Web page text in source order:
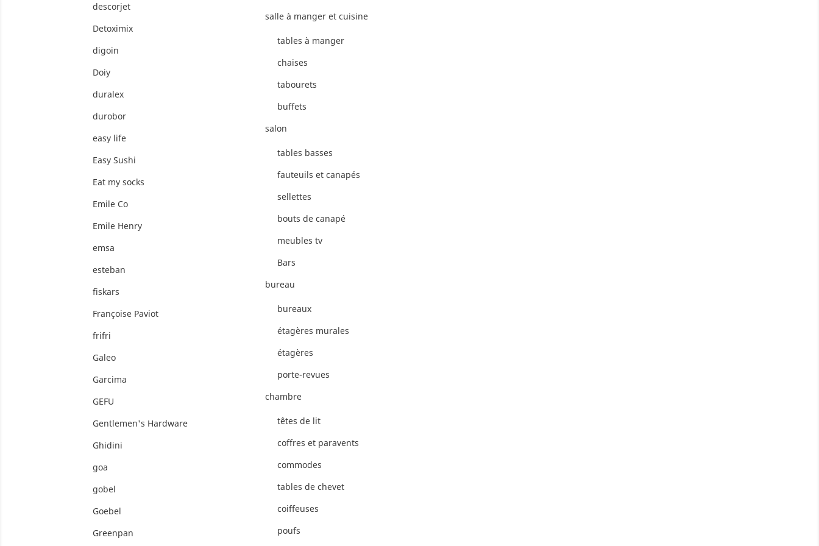
descorjet
Detoximix
digoin
Doiy
duralex
durobor
easy life
Easy Sushi
Eat my socks
Emile Co
Emile Henry
emsa
esteban
fiskars
Françoise Paviot
frifri
Galeo
Garcima
GEFU
Gentlemen's Hardware
Ghidini
goa
gobel
Goebel
Greenpan
salle à manger et cuisine
tables à manger
chaises
tabourets
buffets
salon
tables basses
fauteuils et canapés
sellettes
bouts de canapé
meubles tv
Bars
bureau
bureaux
étagères murales
étagères
porte-revues
chambre
têtes de lit
coffres et paravents
commodes
tables de chevet
coiffeuses
poufs